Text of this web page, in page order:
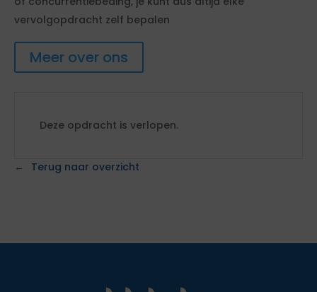
vervolgopdracht zelf bepalen
Meer over ons
Deze opdracht is verlopen.
Terug naar overzicht